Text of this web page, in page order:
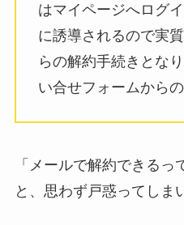
はマイページへログ
に誘導されるので実
らの解約手続きとな
い合せフォームから
「メールで解約できるっ
と、思わず戸惑ってしま